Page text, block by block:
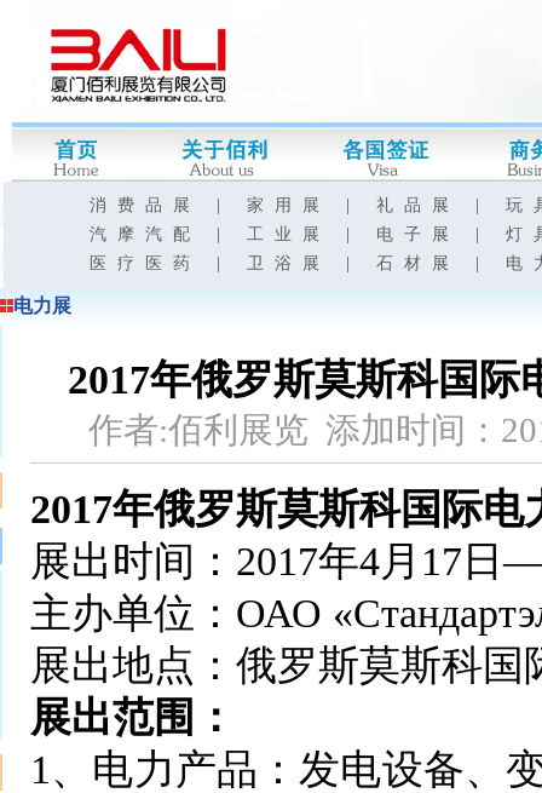
消费品展 |家用展 |礼品展 |玩
汽摩汽配
|工业展 电子展 |灯
医疗医药
|卫浴展 |石材展 电
电力展
2017年俄罗斯莫斯科国际
作者:佰利展览 添加时间：
2017年俄罗斯莫斯科国际电
展出时间：2017年4月17日
主办单位：ОАО
展出地点：俄罗斯莫斯科国
展出范围：
1、电力产品：发电设备、